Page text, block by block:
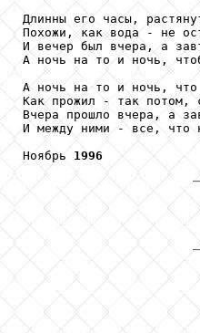
Длинны его часы,
Похожи, как вода - не
И вечер был вчера, а
А ночь на то и ночь,
А ночь на то и ночь, что
Как прожил - так потом,
Вчера прошло вчера, а
И между ними - все, что
Ноябрь 1996